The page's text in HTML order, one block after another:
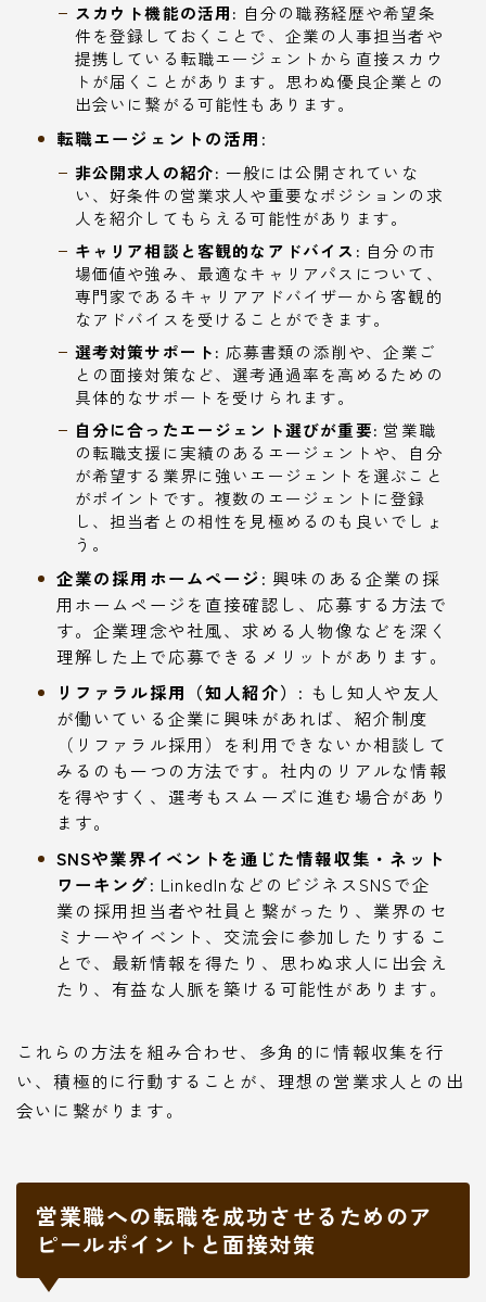
スカウト機能の活用: 自分の職務経歴や希望条
件を登録しておくことで、企業の人事担当者や
提携している転職エージェントから直接スカウ
トが届くことがあります。思わぬ優良企業との
出会いに繋がる可能性もあります。
転職エージェントの活用:
非公開求人の紹介: 一般には公開されていな
い、好条件の営業求人や重要なポジションの求
人を紹介してもらえる可能性があります。
キャリア相談と客観的なアドバイス: 自分の市
場価値や強み、最適なキャリアパスについて、
専門家であるキャリアアドバイザーから客観的
なアドバイスを受けることができます。
選考対策サポート: 応募書類の添削や、企業ご
との面接対策など、選考通過率を高めるための
具体的なサポートを受けられます。
自分に合ったエージェント選びが重要: 営業職
の転職支援に実績のあるエージェントや、自分
が希望する業界に強いエージェントを選ぶこと
がポイントです。複数のエージェントに登録
し、担当者との相性を見極めるのも良いでしょ
う。
企業の採用ホームページ: 興味のある企業の採
用ホームページを直接確認し、応募する方法で
す。企業理念や社風、求める人物像などを深く
理解した上で応募できるメリットがあります。
リファラル採用（知人紹介）: もし知人や友人
が働いている企業に興味があれば、紹介制度
（リファラル採用）を利用できないか相談して
みるのも一つの方法です。社内のリアルな情報
を得やすく、選考もスムーズに進む場合があり
ます。
SNSや業界イベントを通じた情報収集・ネット
ワーキング: LinkedInなどのビジネスSNSで企
業の採用担当者や社員と繋がったり、業界のセ
ミナーやイベント、交流会に参加したりするこ
とで、最新情報を得たり、思わぬ求人に出会え
たり、有益な人脈を築ける可能性があります。
これらの方法を組み合わせ、多角的に情報収集を行
い、積極的に行動することが、理想の営業求人との出
会いに繋がります。
営業職への転職を成功させるためのア
ピールポイントと面接対策